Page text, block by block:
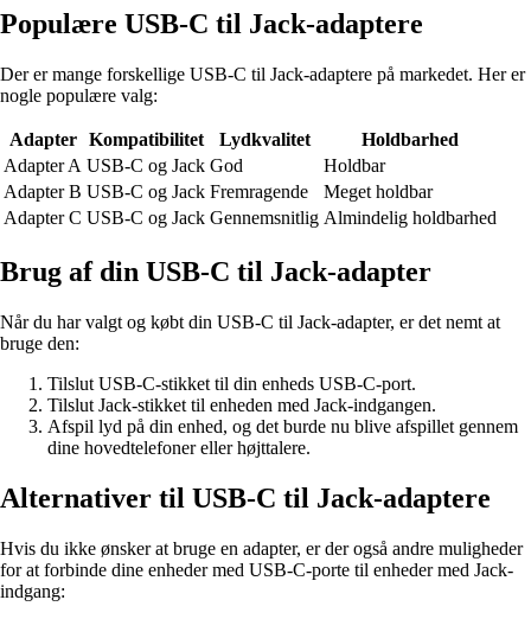
Populære USB-C til Jack-adaptere
Der er mange forskellige USB-C til Jack-adaptere på markedet. Her er
nogle populære valg:
Adapter Kompatibilitet Lydkvalitet
Holdbarhed
Adapter A USB-C og Jack God
Holdbar
Adapter B USB-C og Jack Fremragende
Meget holdbar
Adapter C USB-C og Jack Gennemsnitlig Almindelig holdbarhed
Brug af din USB-C til Jack-adapter
Når du har valgt og købt din USB-C til Jack-adapter, er det nemt at
bruge den:
Tilslut USB-C-stikket til din enheds USB-C-port.
Tilslut Jack-stikket til enheden med Jack-indgangen.
Afspil lyd på din enhed, og det burde nu blive afspillet gennem
dine hovedtelefoner eller højttalere.
Alternativer til USB-C til Jack-adaptere
Hvis du ikke ønsker at bruge en adapter, er der også andre muligheder
for at forbinde dine enheder med USB-C-porte til enheder med Jack-
indgang: